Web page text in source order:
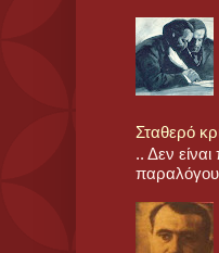
Σταθερό
.. Δεν